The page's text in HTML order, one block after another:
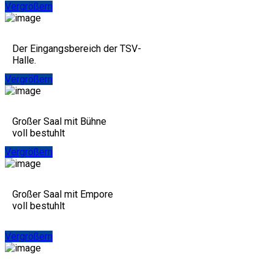
Vergrößern
Der Eingangsbereich der TSV-
Halle.
Vergrößern
Großer Saal mit Bühne
voll bestuhlt
Vergrößern
Großer Saal mit Empore
voll bestuhlt
Vergrößern